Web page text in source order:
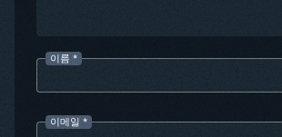
이름 *
이메일 *